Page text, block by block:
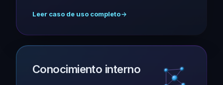
Leer caso de uso completo
Conocimiento interno